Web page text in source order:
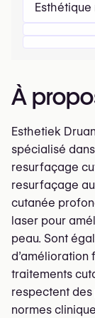
À
Esthetiek
spécialisé
resurfaçage
resurfaçage
cutanée
laser pour
peau. Sont
d’amélioration
traitements
respectent
normes